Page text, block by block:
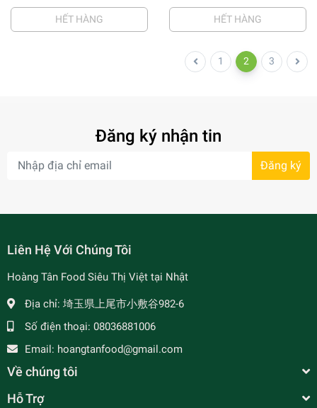
HẾT HÀNG HẾT HÀNG
1 2 3
Đăng ký nhận tin
Đăng ký
Liên Hệ Với Chúng Tôi
Hoàng Tân Food Siêu Thị Việt tại Nhật
Địa chỉ: 埼玉県上尾市小敷谷982-6
Số điện thoại: 08036881006
Email: hoangtanfood@gmail.com
Về chúng tôi
Hỗ Trợ